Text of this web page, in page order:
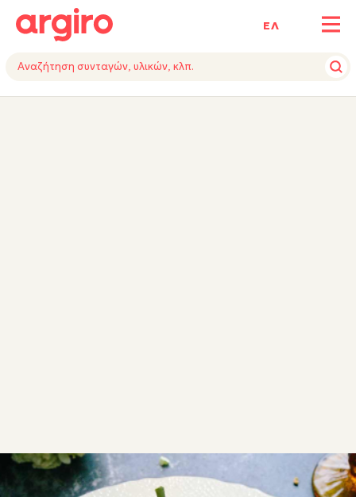
ΕΛ
ΥΛΙΚΑΕΚΤΕΛΕΣΗTIPSΕΞΟΠΛΙΣΜΟΣ
ΣΥΝΤΑΓΕΣ ΑΛΜΥΡΑ ΣΑΛΑΤΕΣ